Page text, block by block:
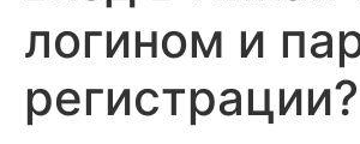
логином и
регистрации?